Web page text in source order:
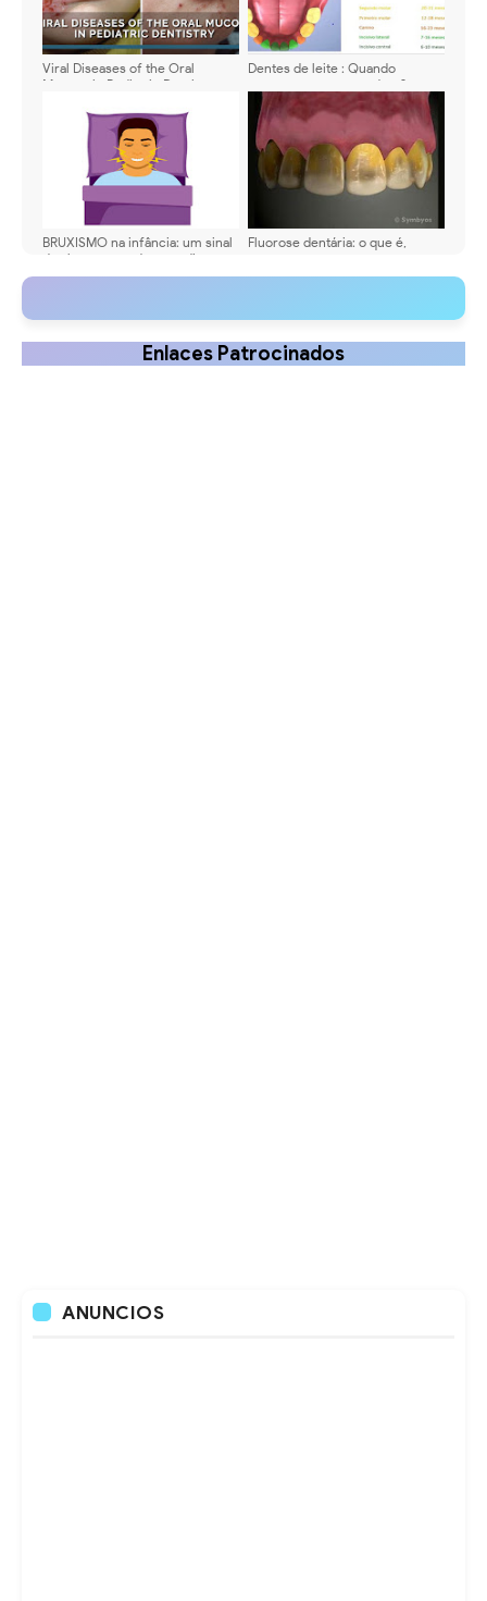
Viral Diseases of the Oral
Mucosa in Pediatric Dentistry:
Treatment - Comparative Table
Dentes de leite : Quando
nascem e por que ordem?
BRUXISMO na infância: um sinal
de alerta para odontopediatras e
pediatras
Fluorose dentária: o que é,
Enlaces Patrocinados
ANUNCIOS